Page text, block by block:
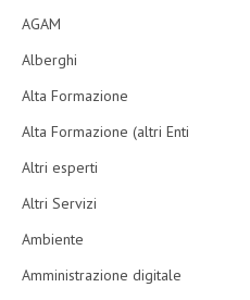
AGAM
Alberghi
Alta Formazione
Alta Formazione (altri Enti
Altri esperti
Altri Servizi
Ambiente
Amministrazione digitale